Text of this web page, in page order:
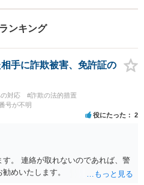
ンキング
手に詐欺被害、免許証の
対応
#詐欺の法的措置
号が不明
役にたった 2
。 連絡が取れないのであれば、警
めいたします。